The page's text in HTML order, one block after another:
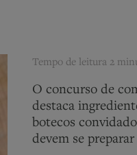
Tempo de leitura 2
O concurso de
destaca
botecos
devem se